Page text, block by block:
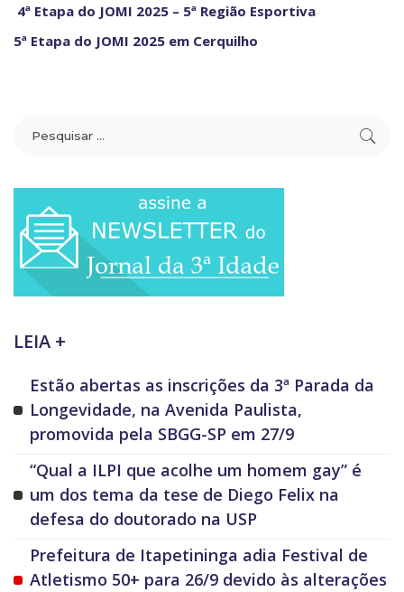
4ª Etapa do JOMI 2025 – 5ª Região Esportiva
5ª Etapa do JOMI 2025 em Cerquilho
LEIA +
Estão abertas as inscrições da 3ª Parada da
Longevidade, na Avenida Paulista,
promovida pela SBGG-SP em 27/9
“Qual a ILPI que acolhe um homem gay” é
um dos tema da tese de Diego Felix na
defesa do doutorado na USP
Prefeitura de Itapetininga adia Festival de
Atletismo 50+ para 26/9 devido às alterações